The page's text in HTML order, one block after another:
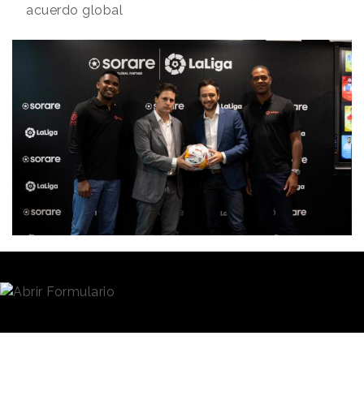
acuerdo global
De izqda. a dcha., Samuel Eto'o, Óscar Mayo (LaLiga),